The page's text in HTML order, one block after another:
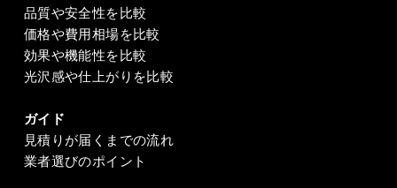
品質や安全性を比較
価格や費用相場を比較
効果や機能性を比較
光沢感や仕上がりを比較
ガイド
見積りが届くまでの流れ
業者選びのポイント